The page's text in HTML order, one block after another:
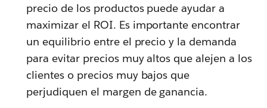
precio de los productos puede ayudar a
maximizar el ROI. Es importante encontrar
un equilibrio entre el precio y la demanda
para evitar precios muy altos que alejen a los
clientes o precios muy bajos que
perjudiquen el margen de ganancia.